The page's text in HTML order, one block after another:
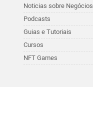
Noticias sobre Negócios
Podcasts
Guias e Tutoriais
Cursos
NFT Games